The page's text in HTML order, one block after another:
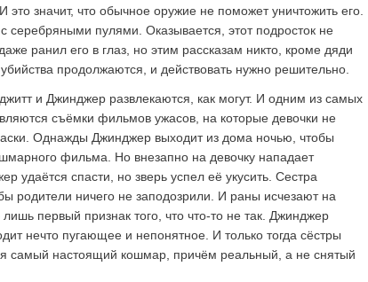
это значит, что обычное оружие не поможет уничтожить его.
серебряными пулями. Оказывается, этот подросток не
ранил его в глаз, но этим рассказам никто, кроме дяди
продолжаются, и действовать нужно решительно.
и Джинджер развлекаются, как могут. И одним из самых
съёмки фильмов ужасов, на которые девочки не
Однажды Джинджер выходит из дома ночью, чтобы
фильма. Но внезапно на девочку нападает
удаётся спасти, но зверь успел её укусить. Сестра
родители ничего не заподозрили. И раны исчезают на
первый признак того, что что-то не так. Джинджер
нечто пугающее и непонятное. И только тогда сёстры
самый настоящий кошмар, причём реальный, а не снятый